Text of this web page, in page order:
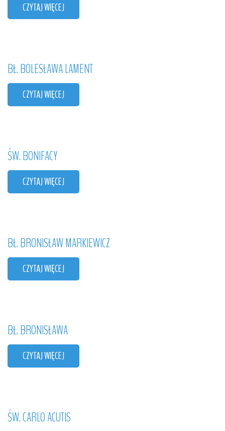
CZYTAJ WIĘCEJ
BŁ.BOLESŁAWALAMENT
CZYTAJ WIĘCEJ
ŚW.BONIFACY
CZYTAJ WIĘCEJ
BŁ.BRONISŁAWMARKIEWICZ
CZYTAJ WIĘCEJ
BŁ.BRONISŁAWA
CZYTAJ WIĘCEJ
ŚW.CARLOACUTIS